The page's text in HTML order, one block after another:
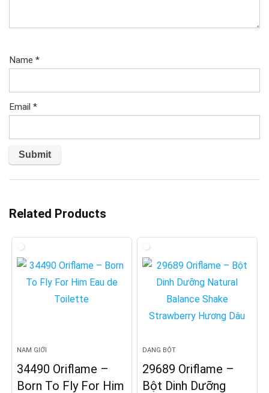
Name *
Email *
Related Products
NAM GIỚI
34490 Oriflame –
Born To Fly For Him
DẠNG BỘT
29689 Oriflame –
Bột Dinh Dưỡng